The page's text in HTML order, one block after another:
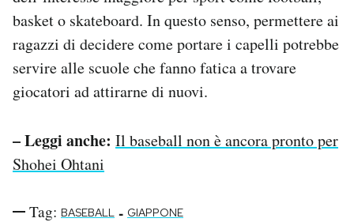
basket o skateboard. In questo senso, permettere ai
ragazzi di decidere come portare i capelli potrebbe
servire alle scuole che fanno fatica a trovare
giocatori ad attirarne di nuovi.
– Leggi anche: Il baseball non è ancora pronto per
Shohei Ohtani
Tag: BASEBALL - GIAPPONE